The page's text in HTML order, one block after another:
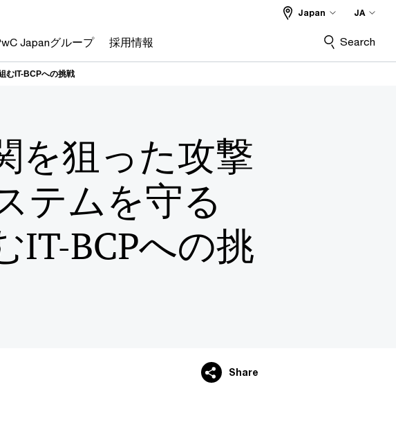
Japanグループ 採用情報
Japan JA
Search
むIT-BCPへの挑戦
を狙った攻撃
テムを守る
IT-BCPへの挑
Share